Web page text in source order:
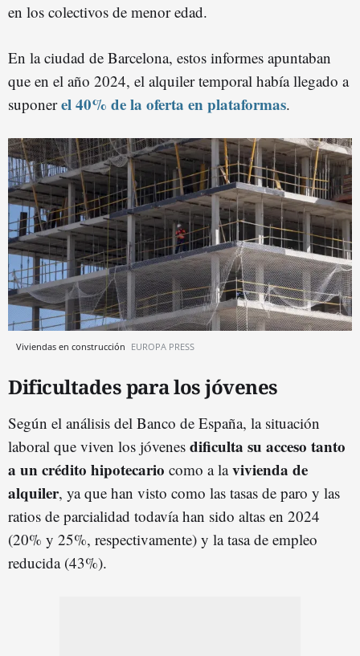
en los colectivos de menor edad.
En la ciudad de Barcelona, estos informes apuntaban
que en el año 2024, el alquiler temporal había llegado a
suponerel 40% de la oferta en plataformas.
Viviendas en construcción EUROPA PRESS
Dificultades para los jóvenes
Según el análisis del Banco de España, la situación
laboral que viven los jóvenes dificulta su acceso tanto
a un crédito hipotecario como a lavivienda de
alquiler, ya que han visto como las tasas de paro y las
ratios de parcialidad todavía han sido altas en 2024
(20% y 25%, respectivamente) y la tasa de empleo
reducida (43%).